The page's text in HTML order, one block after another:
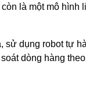
là một mô hình
sử dụng robot tự
dòng hàng